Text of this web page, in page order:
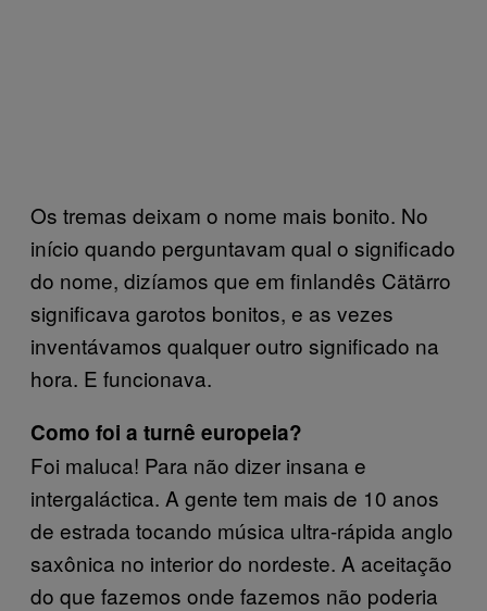
Os tremas deixam o nome mais bonito. No
início quando perguntavam qual o significado
do nome, dizíamos que em finlandês Cätärro
significava garotos bonitos, e as vezes
inventávamos qualquer outro significado na
hora. E funcionava.
Como foi a turnê europeia?
Foi maluca! Para não dizer insana e
intergaláctica. A gente tem mais de 10 anos
de estrada tocando música ultra-rápida anglo
saxônica no interior do nordeste. A aceitação
do que fazemos onde fazemos não poderia